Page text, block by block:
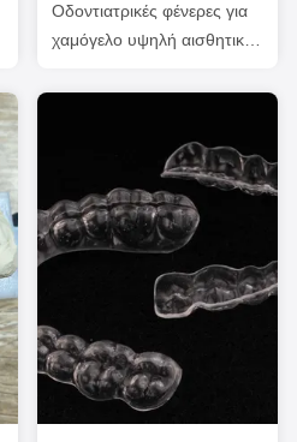
Οδοντιατρικές φένερες για
χαμόγελο υψηλή αισθητική